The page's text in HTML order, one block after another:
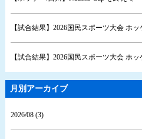
【試合結果】2026国民スポーツ大会 ホ
【試合結果】2026国民スポーツ大会 ホ
月別アーカイブ
2026/08 (3)